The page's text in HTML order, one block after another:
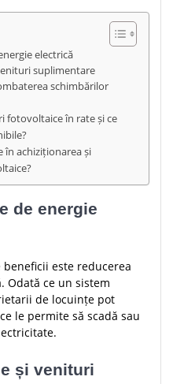
electrică
suplimentare
schimbărilor
fotovoltaice în rate și ce
în achiziționarea și
de energie
este reducerea
Odată ce un sistem
de locuințe pot
le permite să scadă sau
și venituri